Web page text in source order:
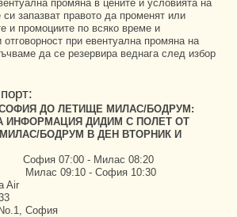
промяна в цените и условията на
запазват правото да променят или
и промоциите по всяко време и
отговорност при евентуална промяна на
да се резервира веднага след избор
ДО ЛЕТИЩЕ МИЛАС/БОДРУМ:
ИНФОРМАЦИЯ ДИДИМ С ПОЛЕТ ОТ
БОДРУМ В ДЕН ВТОРНИК И
София 07:00 - Милас 08:20
09:10 - София 10:30
Air
София